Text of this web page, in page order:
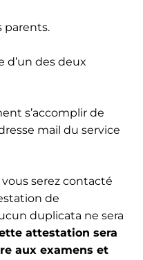
parents.
d’un des deux
s’accomplir de
mail du service
serez contacté
de
duplicata ne sera
attestation sera
aux examens et